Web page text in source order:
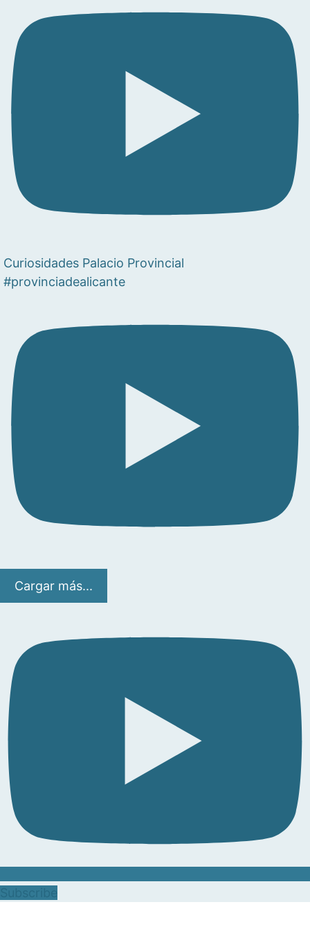
Curiosidades Palacio Provincial
#provinciadealicante
Cargar más...